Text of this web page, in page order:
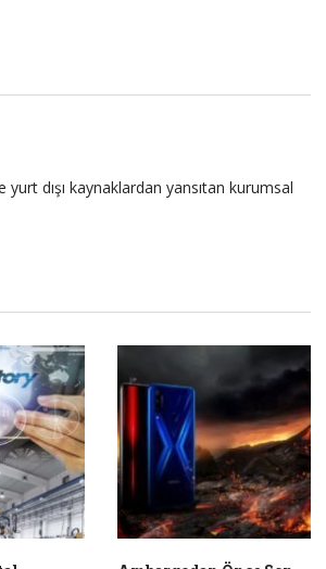
dışı kaynaklardan yansıtan kurumsal